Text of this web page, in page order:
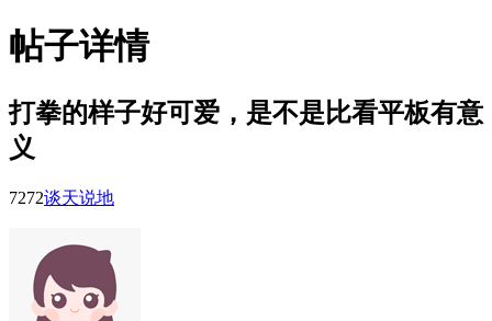
帖子详情
打拳的样子好可爱，是不是比看平板有意
义
7272谈天说地